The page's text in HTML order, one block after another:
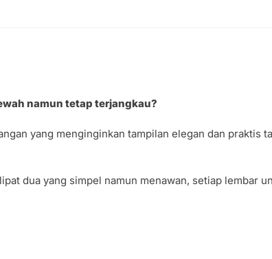
namun tetap terjangkau?
yang menginginkan tampilan elegan dan praktis
dua yang simpel namun menawan, setiap lembar